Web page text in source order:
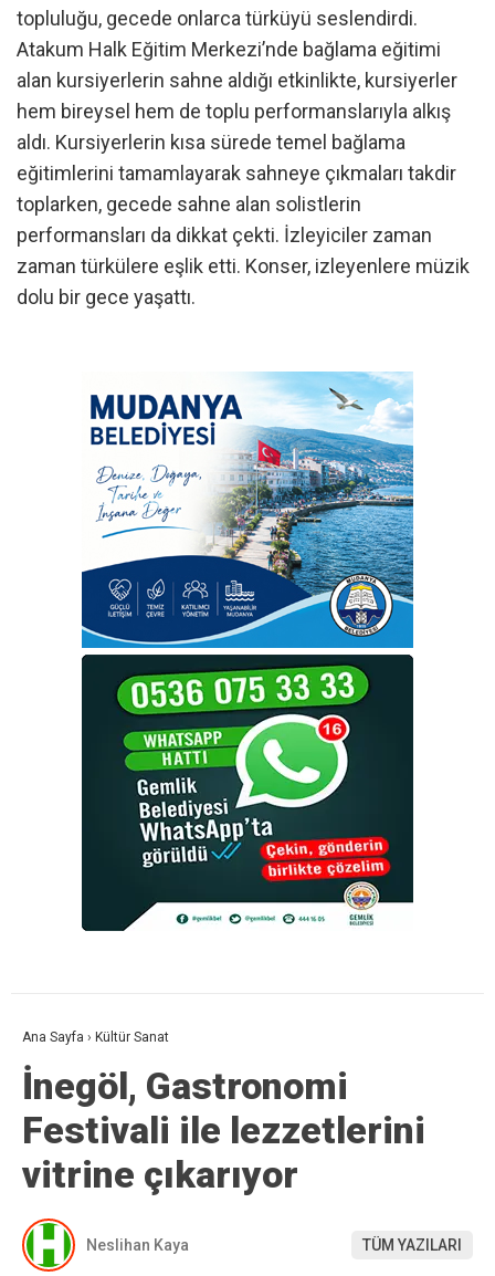
topluluğu, gecede onlarca türküyü seslendirdi.
Atakum Halk Eğitim Merkezi’nde bağlama eğitimi
alan kursiyerlerin sahne aldığı etkinlikte, kursiyerler
hem bireysel hem de toplu performanslarıyla alkış
aldı. Kursiyerlerin kısa sürede temel bağlama
eğitimlerini tamamlayarak sahneye çıkmaları takdir
toplarken, gecede sahne alan solistlerin
performansları da dikkat çekti. İzleyiciler zaman
zaman türkülere eşlik etti. Konser, izleyenlere müzik
dolu bir gece yaşattı.
Ana Sayfa › Kültür Sanat
İnegöl, Gastronomi
Festivali ile lezzetlerini
vitrine çıkarıyor
Neslihan Kaya TÜM YAZILARI